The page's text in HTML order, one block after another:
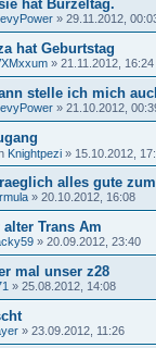
hat Burzeltag.
» 29.11.2012,
hat Geburtstag
» 21.11.2012, 16:24
stelle ich mich
» 21.10.2012,
Knightpezi » 15.10.2012,
alles gute
» 20.10.2012, 16:08
alter Trans Am
» 20.09.2012, 23:40
mal unser z28
» 25.08.2012, 14:08
» 23.09.2012, 11:26